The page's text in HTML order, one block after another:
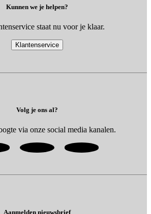
Kunnen we je helpen?
staat nu voor je klaar.
Klantenservice
Volg je ons al?
via onze social media kanalen.
Aanmelden nieuwsbrief